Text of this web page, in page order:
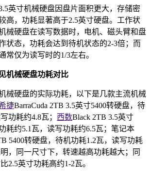
英寸机械硬盘因盘片面积更大，存储密
高，功耗显著高于2.5英寸硬盘。工作状
械硬盘在读写数据时，电机、磁头臂和盘
状态，功耗会达到待机状态的2-3倍；而
常仅为读写时的1/3左右。
机械硬盘功耗对比
械硬盘的实际功耗，以下是几款主流机械
捷BarraCuda 2TB 3.5英寸5400转硬盘，待
功耗约4.8瓦； 西数Black 2TB 3.5英寸
耗约5.1瓦，读写功耗约6.5瓦；笔记本
5400转硬盘，待机功耗1.2瓦，读写功耗
，同一尺寸下，转速越高功耗越大；同
2.5英寸功耗高约1-2瓦。